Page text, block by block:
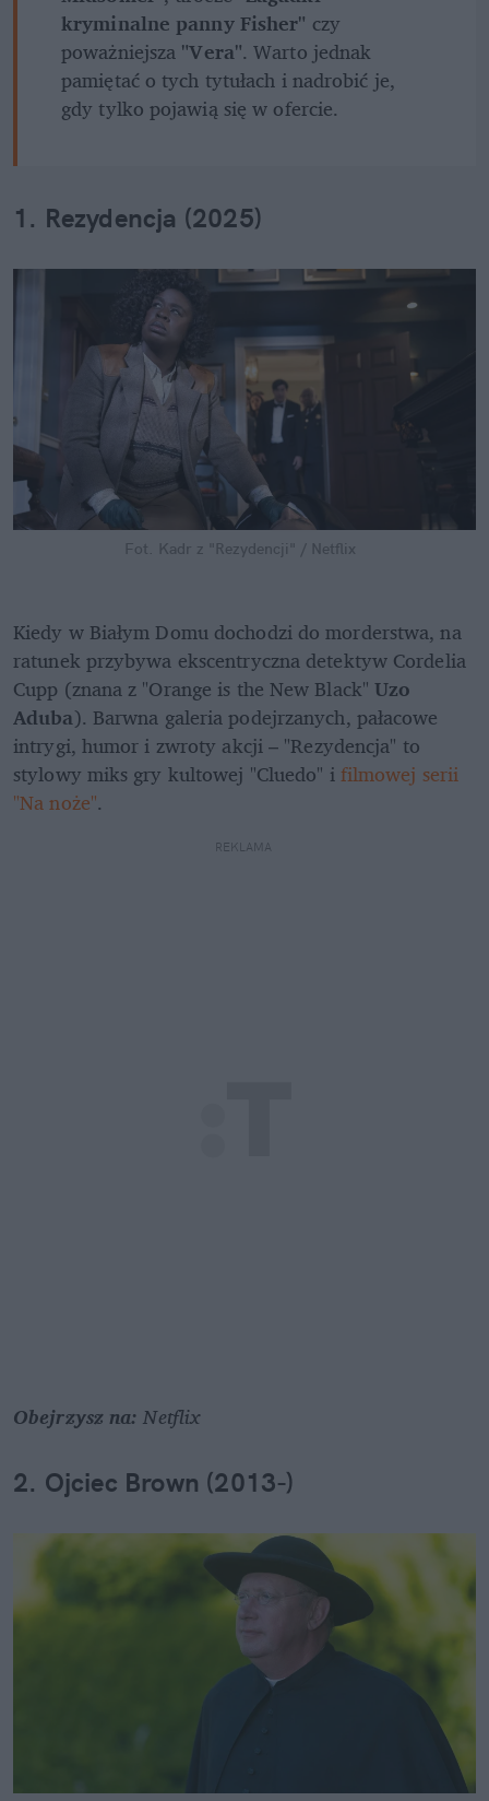
kryminalne panny Fisher" czy
poważniejsza "Vera". Warto jednak
pamiętać o tych tytułach i nadrobić je,
gdy tylko pojawią się w ofercie.
1. Rezydencja (2025)
Fot. Kadr z "Rezydencji" / Netflix
Kiedy w Białym Domu dochodzi do morderstwa, na
ratunek przybywa ekscentryczna detektyw Cordelia
Cupp (znana z "Orange is the New Black" Uzo
Aduba). Barwna galeria podejrzanych, pałacowe
intrygi, humor i zwroty akcji – "Rezydencja" to
stylowy miks gry kultowej "Cluedo" i filmowej serii
"Na noże".
REKLAMA
Obejrzysz na: Netflix
2. Ojciec Brown (2013-)